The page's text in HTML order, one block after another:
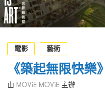
條款及細則
EN
電影
藝術
《築起無限快樂
由 MOViE MOViE 主辦